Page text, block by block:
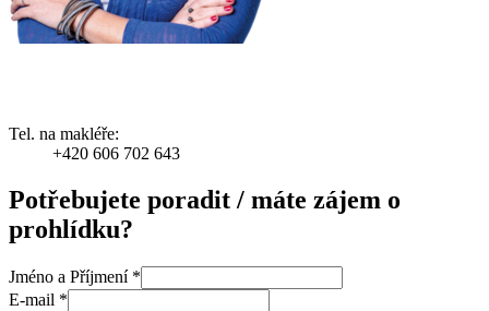
Tel. na makléře:
+420 606 702 643
Potřebujete poradit / máte zájem o
prohlídku?
Jméno a Příjmení *
E-mail *